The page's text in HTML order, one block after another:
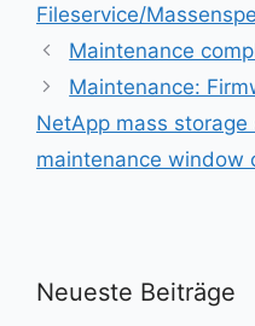
Fileservice/
Maintenance
Maintenance:
NetApp mass
maintenance window
Neueste Beiträge